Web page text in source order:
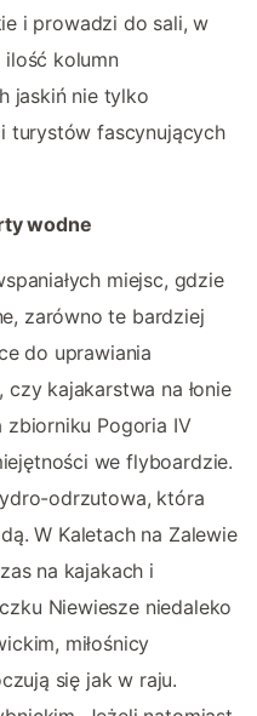
i prowadzi do sali, w
kolumn
jaskiń nie tylko
turystów fascynujących
wodne
miejsc, gdzie
zarówno te bardziej
do uprawiania
kajakarstwa na łonie
zbiorniku Pogoria IV
we flyboardzie.
odrzutowa, która
W Kaletach na Zalewie
na kajakach i
Niewiesze niedaleko
miłośnicy
się jak w raju.